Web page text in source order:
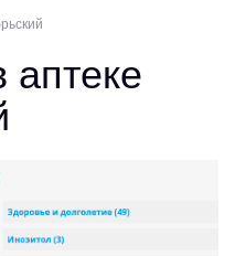
аптеке